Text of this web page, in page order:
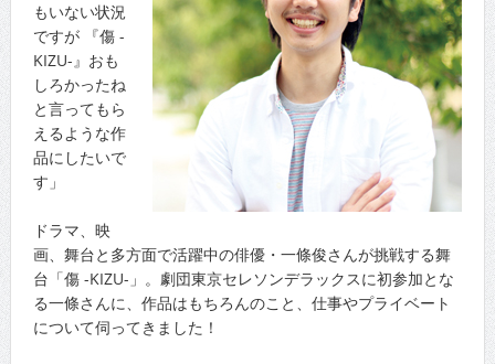
もいない状況
ですが 『傷 -
KIZU-』おも
しろかったね
と言ってもら
えるような作
品にしたいで
す」
ドラマ、映
画、舞台と多方面で活躍中の俳優・一條俊さんが挑戦する舞
台「傷 -KIZU-」。劇団東京セレソンデラックスに初参加とな
る一條さんに、作品はもちろんのこと、仕事やプライベート
について伺ってきました！